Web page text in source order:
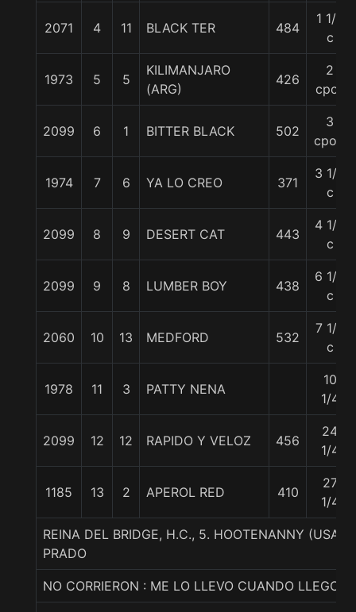
2071 4 11 BLACK TER 484
1 1/4
c
1973 5 5
KILIMANJARO
(ARG)
426
2
cpos
2099 6 1 BITTER BLACK 502
3
cpos.
1974 7 6 YA LO CREO 371
3 1/2
c
2099 8 9 DESERT CAT 443
4 1/4
c
2099 9 8 LUMBER BOY 438
6 1/4
c
2060 10 13 MEDFORD 532
7 1/2
c
1978 11 3 PATTY NENA
10
1/4
2099 12 12 RAPIDO Y VELOZ 456
24
1/4
1185 13 2 APEROL RED 410
27
1/4
REINA DEL BRIDGE, H.C., 5. HOOTENANNY (USA)-
PRADO
NO CORRIERON : ME LO LLEVO CUANDO LLEGO